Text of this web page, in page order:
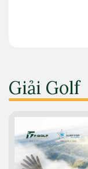
Giải Golf